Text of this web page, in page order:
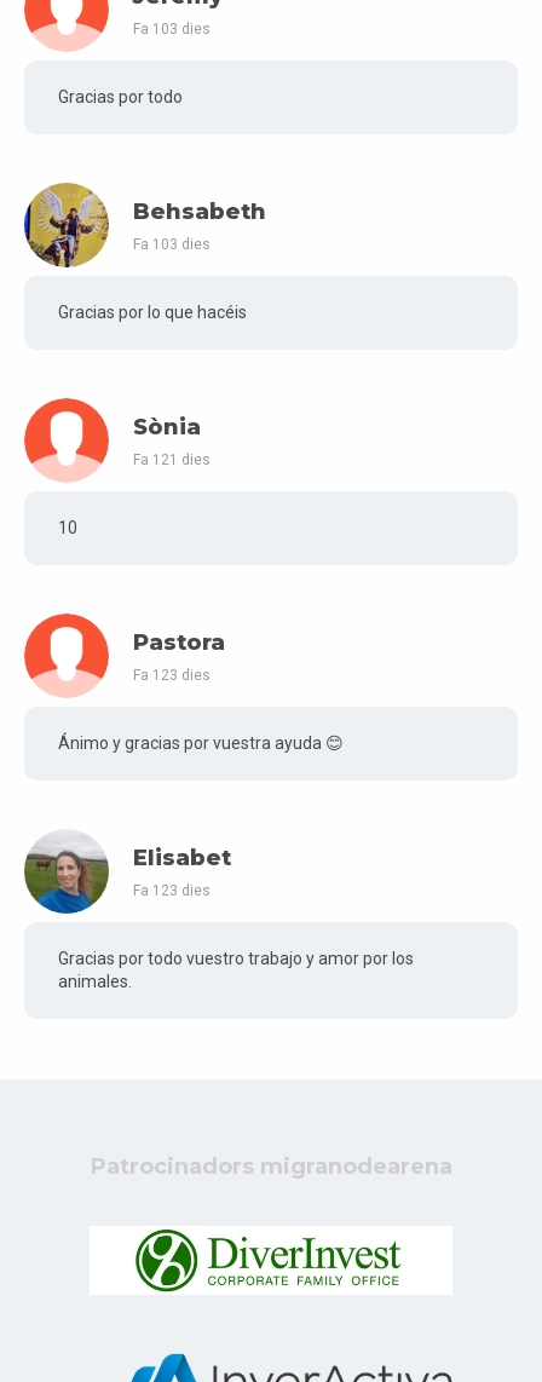
Fa 103 dies
Gracias por todo
Behsabeth
Fa 103 dies
Gracias por lo que hacéis
Sònia
Fa 121 dies
10
Pastora
Fa 123 dies
Ánimo y gracias por vuestra ayuda 😊
Elisabet
Fa 123 dies
Gracias por todo vuestro trabajo y amor por los
animales.
Patrocinadors migranodearena